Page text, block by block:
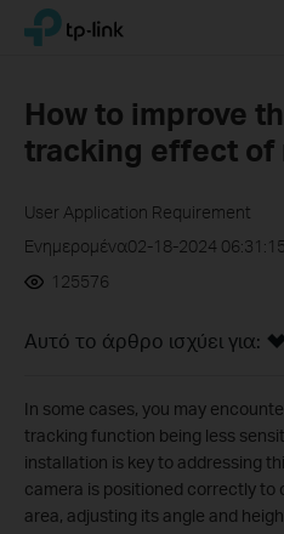
Click
navigation
bar
TP-Link, Reliably Smart
How to improve
tracking effect of
User Application Requirement
Ενημερομένα02-18-2024
125576
Αυτό το άρθρο ισχύει για:
In some cases, you may
tracking function being less
installation is key to addressing
camera is positioned correctly to
area, adjusting its angle and